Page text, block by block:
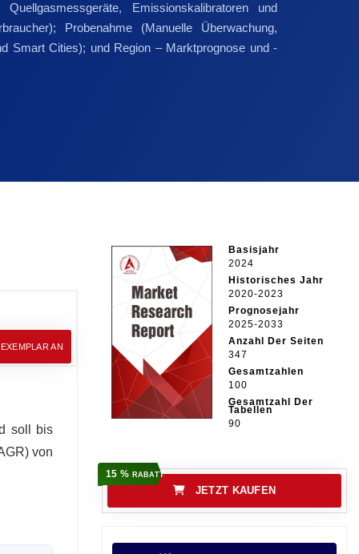
Quellgasmessgeräte, Emissionskalibratoren und
Probenahme (Manuelle Überwachung,
Smart Cities); und Region – Marktprognose und -
AN
soll bis
von
Basisjahr
2024
Historisches Jahr
2020-2023
Prognosejahr
2025-2033
Anzahl Der Seiten
347
Gesamtzahlen
100
Gesamtzahl Der
Tabellen
90
15 % RABATT
JETZT KAUFEN